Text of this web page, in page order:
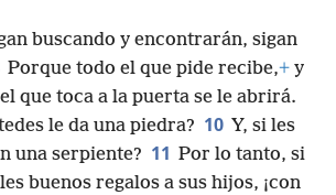
buscando y encontrarán, sigan
Porque todo el que pide recibe,+ y
que toca a la puerta se le abrirá.
le da una piedra? 10 Y, si les
una serpiente? 11 Por lo tanto, si
buenos regalos a sus hijos, ¡con